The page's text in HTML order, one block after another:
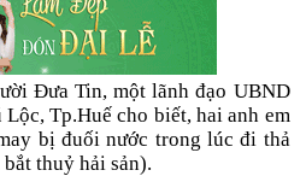
Đưa Tin, một lãnh đạo UBND
Tp.Huế cho biết, hai anh em
bị đuối nước trong lúc đi thả
thuỷ hải sản).